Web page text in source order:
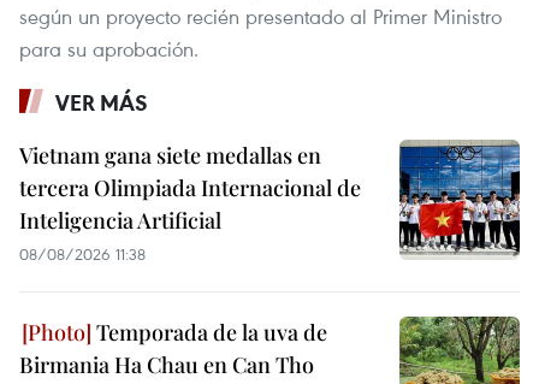
según un proyecto recién presentado al Primer Ministro
para su aprobación.
VER MÁS
Vietnam gana siete medallas en
tercera Olimpiada Internacional de
Inteligencia Artificial
08/08/2026 11:38
Temporada de la uva de
Birmania Ha Chau en Can Tho